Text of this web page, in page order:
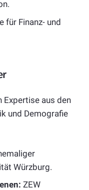
für Finanz- und
Expertise aus den
und Demografie
Würzburg.
ZEW